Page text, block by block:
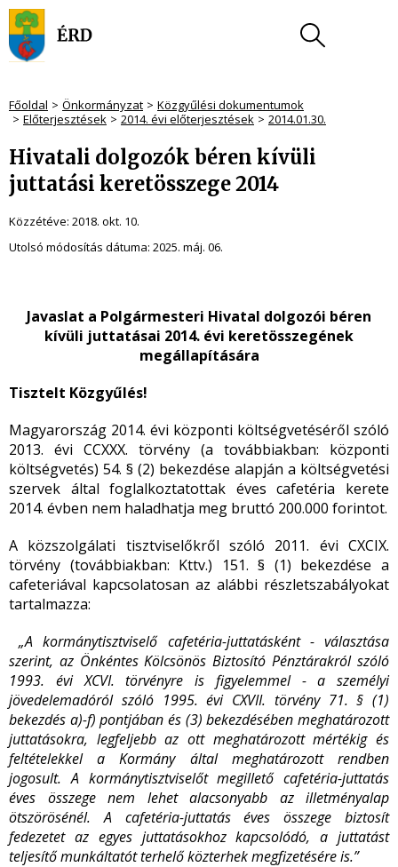
Főoldal Önkormányzat
Közgyűlési dokumentumok
Előterjesztések
2014. évi előterjesztések 2014.01.30.
Hivatali dolgozók béren kívüli
juttatási keretösszege 2014
Közzétéve: 2018. okt. 10.
Utolsó módosítás dátuma: 2025. máj. 06.
Javaslat a Polgármesteri Hivatal dolgozói béren
kívüli juttatásai 2014. évi keretösszegének
megállapítására
Tisztelt Közgyűlés!
Magyarország 2014. évi központi költségvetéséről szóló
2013. évi CCXXX. törvény (a továbbiakban: központi
költségvetés) 54. § (2) bekezdése alapján a költségvetési
szervek által foglalkoztatottak éves cafetéria kerete
2014. évben nem haladhatja meg bruttó 200.000 forintot.
A közszolgálati tisztviselőkről szóló 2011. évi CXCIX.
törvény (továbbiakban: Kttv.) 151. § (1) bekezdése a
cafeteriával kapcsolatosan az alábbi részletszabályokat
tartalmazza:
„A kormánytisztviselő cafetéria-juttatásként - választása
szerint, az Önkéntes Kölcsönös Biztosító Pénztárakról szóló
1993. évi XCVI. törvényre is figyelemmel - a személyi
jövedelemadóról szóló 1995. évi CXVII. törvény 71. § (1)
bekezdés a)-f) pontjában és (3) bekezdésében meghatározott
juttatásokra, legfeljebb az ott meghatározott mértékig és
feltételekkel a Kormány által meghatározott rendben
jogosult. A kormánytisztviselőt megillető cafetéria-juttatás
éves összege nem lehet alacsonyabb az illetményalap
ötszörösénél. A cafetéria-juttatás éves összege biztosít
fedezetet az egyes juttatásokhoz kapcsolódó, a juttatást
teljesítő munkáltatót terhelő közterhek megfizetésére is.”